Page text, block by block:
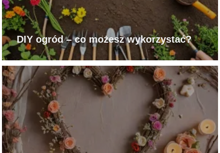
DIY ogród – co możesz wykorzystać?